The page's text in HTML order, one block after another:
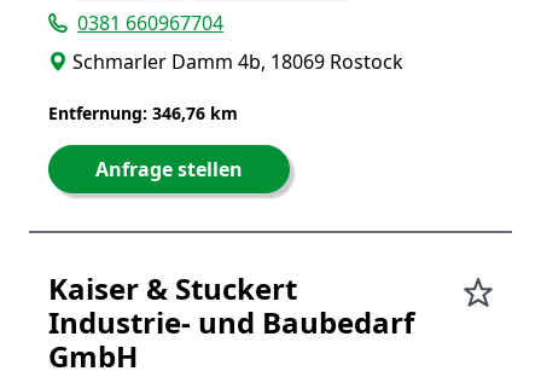
0381 660967704
Schmarler Damm 4b, 18069 Rostock
Entfernung: 346,76 km
Anfrage stellen
Kaiser & Stuckert
Industrie- und Baubedarf
GmbH